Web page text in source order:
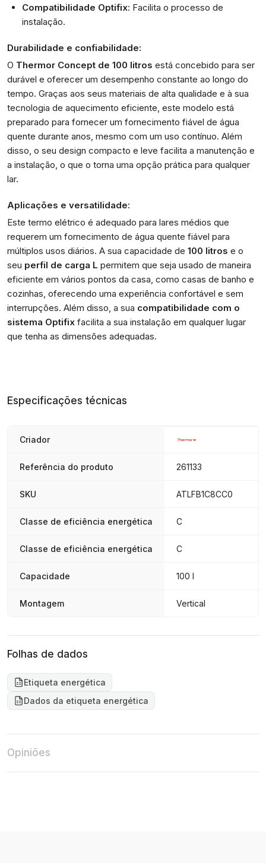
Compatibilidade Optifix: Facilita o processo de
instalação.
Durabilidade e confiabilidade:
O Thermor Concept de 100 litros está concebido para ser
durável e oferecer um desempenho constante ao longo do
tempo. Graças aos seus materiais de alta qualidade e à sua
tecnologia de aquecimento eficiente, este modelo está
preparado para fornecer um fornecimento fiável de água
quente durante anos, mesmo com um uso contínuo. Além
disso, o seu design compacto e leve facilita a manutenção e
a instalação, o que o torna uma opção prática para qualquer
lar.
Aplicações e versatilidade:
Este termo elétrico é adequado para lares médios que
requerem um fornecimento de água quente fiável para
múltiplos usos diários. A sua capacidade de 100 litros e o
seu perfil de carga L permitem que seja usado de maneira
eficiente em vários pontos da casa, como casas de banho e
cozinhas, oferecendo uma experiência confortável e sem
interrupções. Além disso, a sua compatibilidade com o
sistema Optifix facilita a sua instalação em qualquer lugar
que tenha as dimensões adequadas.
Especificações técnicas
Criador
Referência do produto 261133
SKU ATLFB1C8CC0
Classe de eficiência energética C
Classe de eficiência energética C
Capacidade 100 l
Montagem Vertical
Folhas de dados
Etiqueta energética
Dados da etiqueta energética
Opiniões